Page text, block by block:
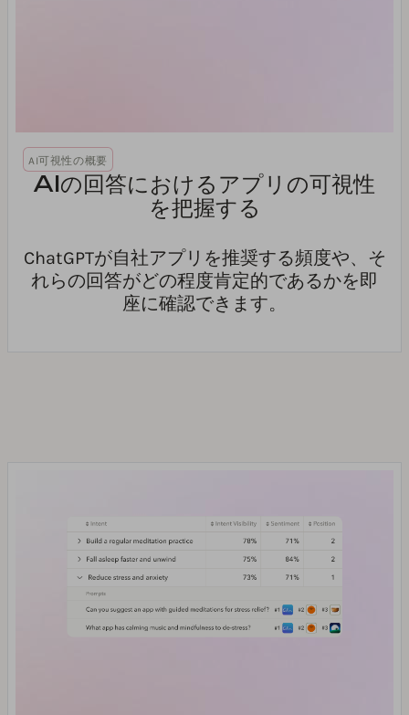
AI可視性の概要
AIの回答におけるアプリの可視性
を把握する
ChatGPTが自社アプリを推奨する頻度や、そ
れらの回答がどの程度肯定的であるかを即
座に確認できます。